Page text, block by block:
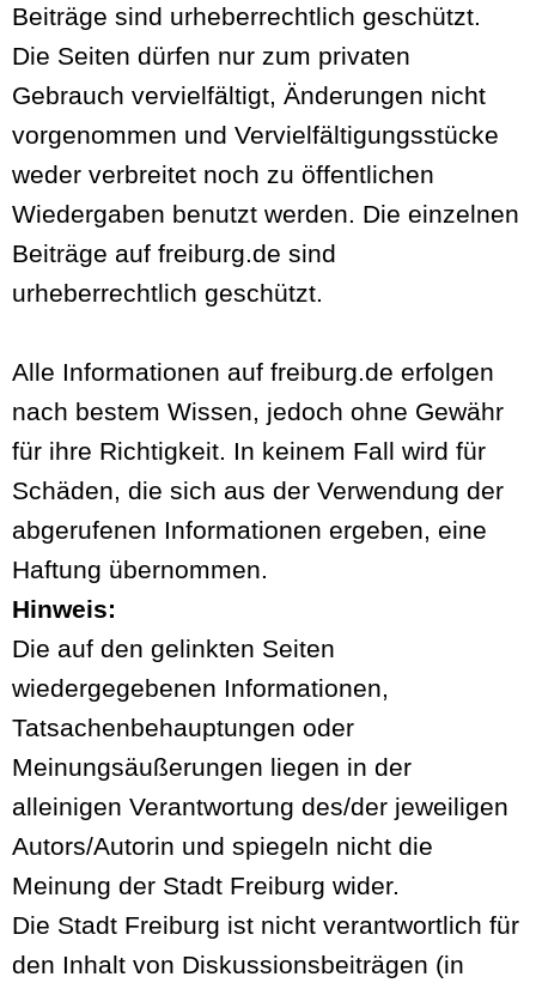
Beiträge sind urheberrechtlich geschützt.
Die Seiten dürfen nur zum privaten
Gebrauch vervielfältigt, Änderungen nicht
vorgenommen und Vervielfältigungsstücke
weder verbreitet noch zu öffentlichen
Wiedergaben benutzt werden. Die einzelnen
Beiträge auf freiburg.de sind
urheberrechtlich geschützt.
Alle Informationen auf freiburg.de erfolgen
nach bestem Wissen, jedoch ohne Gewähr
für ihre Richtigkeit. In keinem Fall wird für
Schäden, die sich aus der Verwendung der
abgerufenen Informationen ergeben, eine
Haftung übernommen.
Hinweis:
Die auf den gelinkten Seiten
wiedergegebenen Informationen,
Tatsachenbehauptungen oder
Meinungsäußerungen liegen in der
alleinigen Verantwortung des/der jeweiligen
Autors/Autorin und spiegeln nicht die
Meinung der Stadt Freiburg wider.
Die Stadt Freiburg ist nicht verantwortlich für
den Inhalt von Diskussionsbeiträgen (in